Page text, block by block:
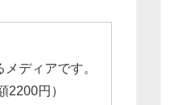
ディアです。
2200円）